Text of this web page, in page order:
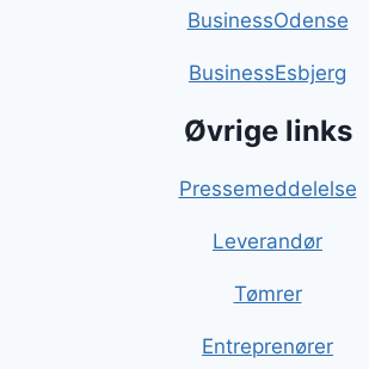
BusinessOdense
BusinessEsbjerg
Øvrige links
Pressemeddelelse
Leverandør
Tømrer
Entreprenører